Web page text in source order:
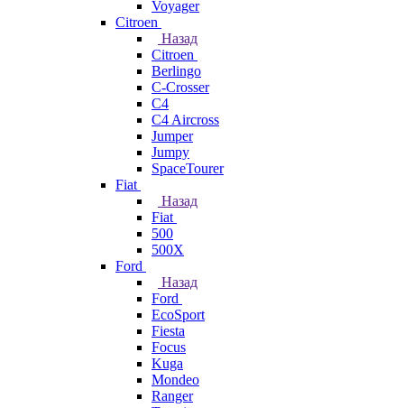
Voyager
Citroen
Назад
Citroen
Berlingo
C-Crosser
C4
C4 Aircross
Jumper
Jumpy
SpaceTourer
Fiat
Назад
Fiat
500
500X
Ford
Назад
Ford
EcoSport
Fiesta
Focus
Kuga
Mondeo
Ranger